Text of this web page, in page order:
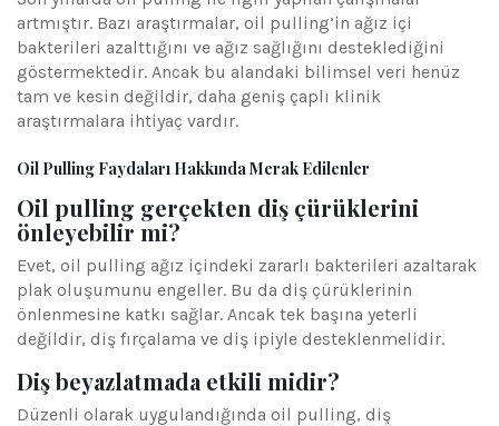
artmıştır. Bazı araştırmalar, oil pulling’in ağız içi
bakterileri azalttığını ve ağız sağlığını desteklediğini
göstermektedir. Ancak bu alandaki bilimsel veri henüz
tam ve kesin değildir, daha geniş çaplı klinik
araştırmalara ihtiyaç vardır.
Oil Pulling Faydaları Hakkında Merak Edilenler
Oil pulling gerçekten diş çürüklerini
önleyebilir mi?
Evet, oil pulling ağız içindeki zararlı bakterileri azaltarak
plak oluşumunu engeller. Bu da diş çürüklerinin
önlenmesine katkı sağlar. Ancak tek başına yeterli
değildir, diş fırçalama ve diş ipiyle desteklenmelidir.
Diş beyazlatmada etkili midir?
Düzenli olarak uygulandığında oil pulling, diş